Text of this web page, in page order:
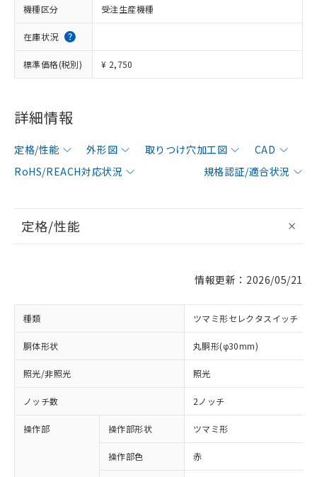
機種区分 受注生産機種
在庫状況
標準価格(税別) ¥ 2,750
詳細情報
定格/性能 外形図 取りつけ穴加工図
CAD
RoHS/REACH対応状況
規格認証/適合状況
定格/性能
情報更新：2026/05/21
種類 ツマミ形セレクタスイッチ
胴体形状 丸胴形(φ30mm)
照光/非照光 照光
ノッチ数 2ノッチ
操作部 操作部形状 ツマミ形
操作部色 赤